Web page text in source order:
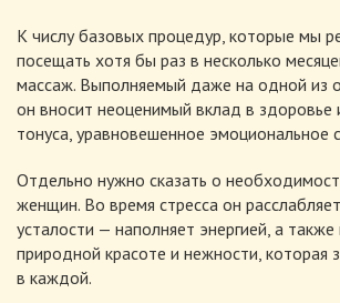
К числу базовых процедур, которые мы
посещать хотя бы раз в несколько
массаж. Выполняемый даже на одной из
он вносит неоценимый вклад в
тонуса, уравновешенное эмоциональное
Отдельно нужно сказать о
женщин. Во время стресса он
усталости — наполняет энергией, а
природной красоте и нежности, которая
в каждой.